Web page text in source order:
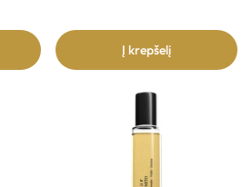
Į krepšelį